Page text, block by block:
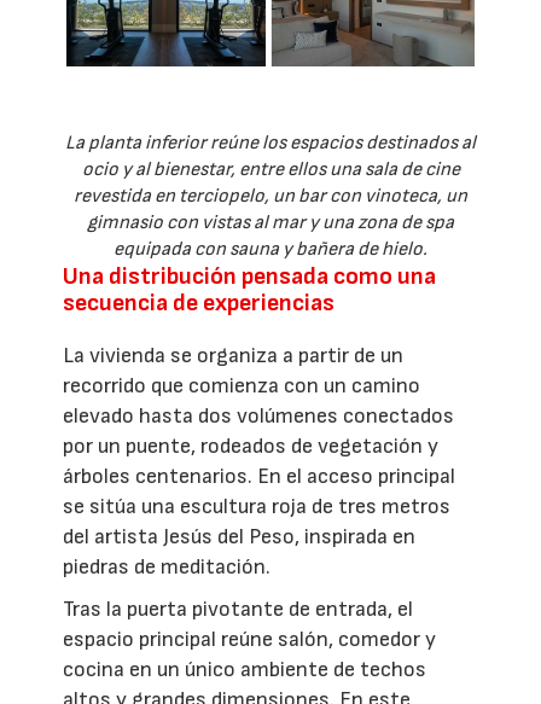
La planta inferior reúne los espacios destinados al
ocio y al bienestar, entre ellos una sala de cine
revestida en terciopelo, un bar con vinoteca, un
gimnasio con vistas al mar y una zona de spa
equipada con sauna y bañera de hielo.
Una distribución pensada como una
secuencia de experiencias
La vivienda se organiza a partir de un
recorrido que comienza con un camino
elevado hasta dos volúmenes conectados
por un puente, rodeados de vegetación y
árboles centenarios. En el acceso principal
se sitúa una escultura roja de tres metros
del artista Jesús del Peso, inspirada en
piedras de meditación.
Tras la puerta pivotante de entrada, el
espacio principal reúne salón, comedor y
cocina en un único ambiente de techos